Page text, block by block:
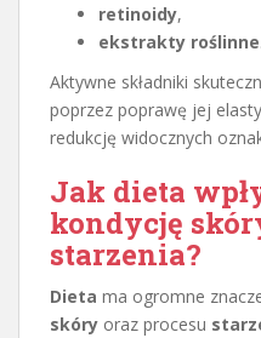
retinoidy,
ekstrakty roślinne
Aktywne składniki
poprzez poprawę jej
redukcję widocznych
Jak dieta
kondycję
starzenia?
Dieta ma ogromne
skóry oraz procesu